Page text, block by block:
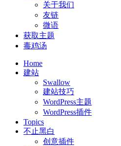
关于我们
友链
微语
获取主题
毒鸡汤
Home
建站
Swallow
建站技巧
WordPress主题
WordPress插件
Topics
不止黑白
创意插件